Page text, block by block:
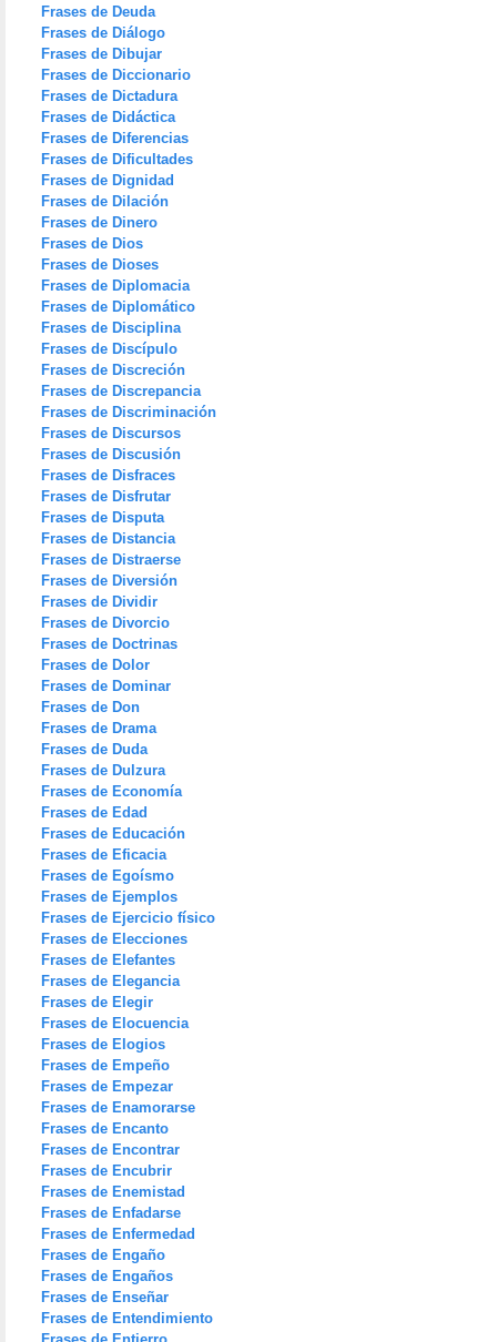
Frases de Deuda
Frases de Diálogo
Frases de Dibujar
Frases de Diccionario
Frases de Dictadura
Frases de Didáctica
Frases de Diferencias
Frases de Dificultades
Frases de Dignidad
Frases de Dilación
Frases de Dinero
Frases de Dios
Frases de Dioses
Frases de Diplomacia
Frases de Diplomático
Frases de Disciplina
Frases de Discípulo
Frases de Discreción
Frases de Discrepancia
Frases de Discriminación
Frases de Discursos
Frases de Discusión
Frases de Disfraces
Frases de Disfrutar
Frases de Disputa
Frases de Distancia
Frases de Distraerse
Frases de Diversión
Frases de Dividir
Frases de Divorcio
Frases de Doctrinas
Frases de Dolor
Frases de Dominar
Frases de Don
Frases de Drama
Frases de Duda
Frases de Dulzura
Frases de Economía
Frases de Edad
Frases de Educación
Frases de Eficacia
Frases de Egoísmo
Frases de Ejemplos
Frases de Ejercicio físico
Frases de Elecciones
Frases de Elefantes
Frases de Elegancia
Frases de Elegir
Frases de Elocuencia
Frases de Elogios
Frases de Empeño
Frases de Empezar
Frases de Enamorarse
Frases de Encanto
Frases de Encontrar
Frases de Encubrir
Frases de Enemistad
Frases de Enfadarse
Frases de Enfermedad
Frases de Engaño
Frases de Engaños
Frases de Enseñar
Frases de Entendimiento